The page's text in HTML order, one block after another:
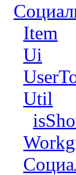
Item
Ui
Util